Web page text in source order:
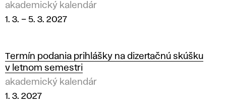
akademický kalendár
1. 3. – 5. 3. 2027
Termín podania prihlášky na dizertačnú skúšku
v letnom semestri
akademický kalendár
1. 3. 2027